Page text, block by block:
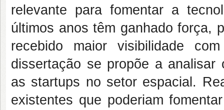
relevante para fomentar a
últimos anos têm ganhado força,
recebido maior visibilidade
dissertação se propõe a analisar
as startups no setor espacial.
existentes que poderiam